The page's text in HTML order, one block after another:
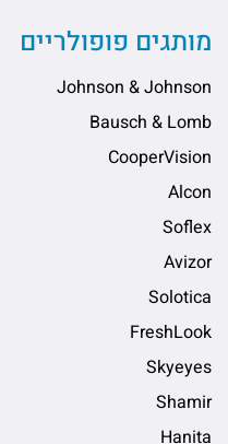
מותגים פופולריים
Johnson & Johnson
Bausch & Lomb
CooperVision
Alcon
Soflex
Avizor
Solotica
FreshLook
Skyeyes
Shamir
Hanita